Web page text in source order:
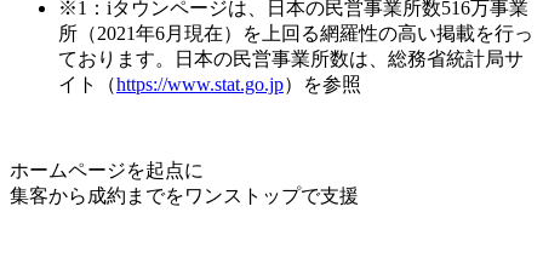
※1：iタウンページは、日本の民営事業所数516万事業
所（2021年6月現在）を上回る網羅性の高い掲載を行っ
ております。日本の民営事業所数は、総務省統計局サ
イト（https://www.stat.go.jp）を参照
ホームページを起点に
集客から成約までをワンストップで支援